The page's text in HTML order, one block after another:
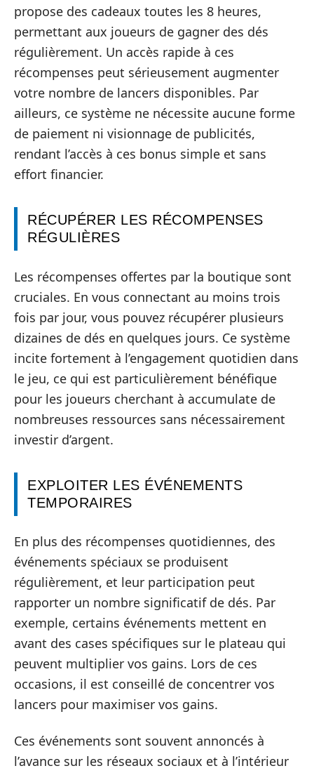
propose des cadeaux toutes les 8 heures,
permettant aux joueurs de gagner des dés
régulièrement. Un accès rapide à ces
récompenses peut sérieusement augmenter
votre nombre de lancers disponibles. Par
ailleurs, ce système ne nécessite aucune forme
de paiement ni visionnage de publicités,
rendant l’accès à ces bonus simple et sans
effort financier.
RÉCUPÉRER LES RÉCOMPENSES
RÉGULIÈRES
Les récompenses offertes par la boutique sont
cruciales. En vous connectant au moins trois
fois par jour, vous pouvez récupérer plusieurs
dizaines de dés en quelques jours. Ce système
incite fortement à l’engagement quotidien dans
le jeu, ce qui est particulièrement bénéfique
pour les joueurs cherchant à accumulate de
nombreuses ressources sans nécessairement
investir d’argent.
EXPLOITER LES ÉVÉNEMENTS
TEMPORAIRES
En plus des récompenses quotidiennes, des
événements spéciaux se produisent
régulièrement, et leur participation peut
rapporter un nombre significatif de dés. Par
exemple, certains événements mettent en
avant des cases spécifiques sur le plateau qui
peuvent multiplier vos gains. Lors de ces
occasions, il est conseillé de concentrer vos
lancers pour maximiser vos gains.
Ces événements sont souvent annoncés à
l’avance sur les réseaux sociaux et à l’intérieur